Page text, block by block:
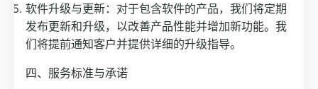
软件升级与更新：对于包含软件的产品，我们将定期
发布更新和升级，以改善产品性能并增加新功能。我
们将提前通知客户并提供详细的升级指导。
四、服务标准与承诺